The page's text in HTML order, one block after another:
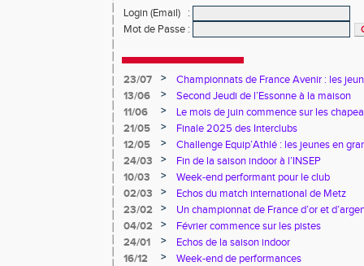
Login (Email)
:
Mot de Passe :
23/07 >
Championnats de France Avenir : les
13/06
>
Second Jeudi de l’Essonne à la maison
11/06
>
Le mois de juin commence sur les
21/05
>
Finale 2025 des Interclubs
12/05
>
Challenge Equip’Athlé : les jeunes en
24/03
>
Fin de la saison indoor à l’INSEP
10/03
>
Week-end performant pour le club
02/03
>
Echos du match international de Metz
23/02
>
Un championnat de France d’or et
04/02
>
Février commence sur les pistes
24/01
>
Echos de la saison indoor
16/12
>
Week-end de performances